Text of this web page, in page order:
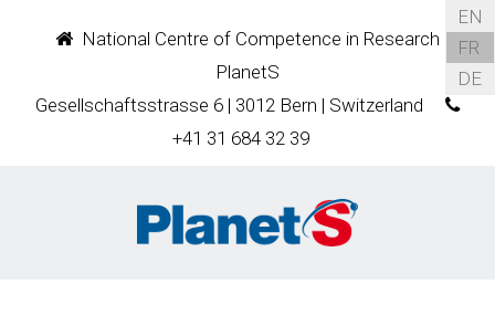
National Centre of Competence in Research
PlanetS
Gesellschaftsstrasse 6 | 3012 Bern | Switzerland
+41 31 684 32 39
EN
FR
DE